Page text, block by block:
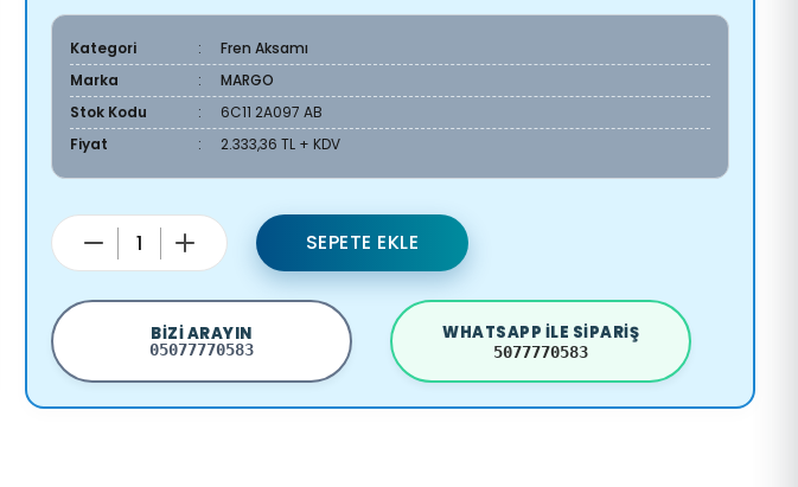
Kategori
Fren Aksamı
Marka
MARGO
Stok Kodu
6C11 2A097 AB
Fiyat
2.333,36 TL + KDV
SEPETE EKLE
BIZI ARAYIN
05077770583
WHATSAPP ILE SIPARIŞ
5077770583